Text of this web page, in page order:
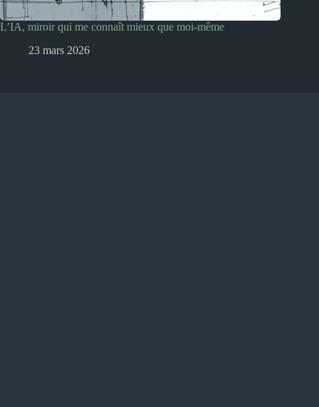
L’IA, miroir qui me connaît mieux que moi-même
23 mars 2026